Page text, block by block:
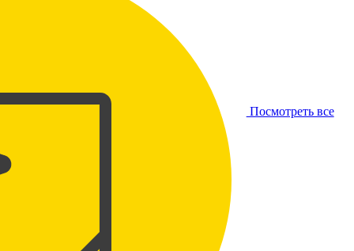
Посмотреть все